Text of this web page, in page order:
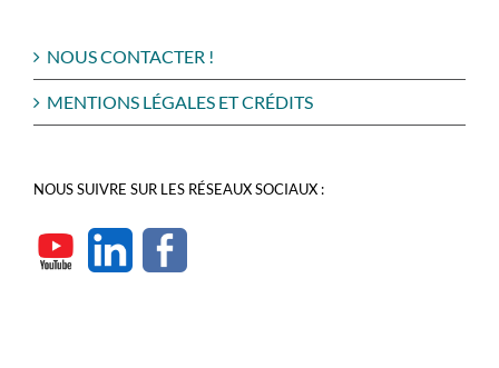
NOUS CONTACTER !
MENTIONS LÉGALES ET CRÉDITS
NOUS SUIVRE SUR LES RÉSEAUX SOCIAUX :